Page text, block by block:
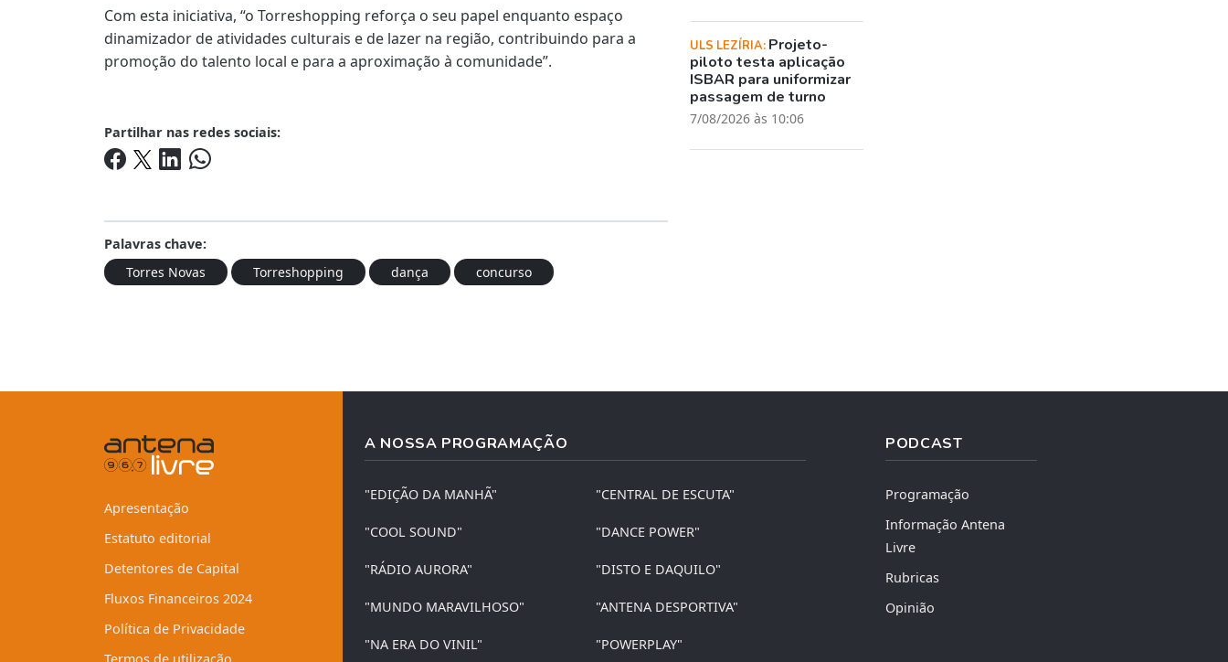
Com esta iniciativa, “o Torreshopping reforça o seu papel enquanto espaço
dinamizador de atividades culturais e de lazer na região, contribuindo para a
promoção do talento local e para a aproximação à comunidade”.
Partilhar nas redes sociais:
Palavras chave:
Torres Novas
Torreshopping dança concurso
ULS LEZÍRIA: Projeto-
piloto testa aplicação
ISBAR para uniformizar
passagem de turno
7/08/2026 às 10:06
Apresentação
Estatuto editorial
Detentores de Capital
Fluxos Financeiros 2024
Política de Privacidade
A NOSSA PROGRAMAÇÃO
"EDIÇÃO DA MANHÃ" "CENTRAL DE ESCUTA"
"COOL SOUND" "DANCE POWER"
"RÁDIO AURORA" "DISTO E DAQUILO"
"MUNDO MARAVILHOSO" "ANTENA DESPORTIVA"
"NA ERA DO VINIL" "POWERPLAY"
PODCAST
Programação
Informação Antena
Livre
Rubricas
Opinião